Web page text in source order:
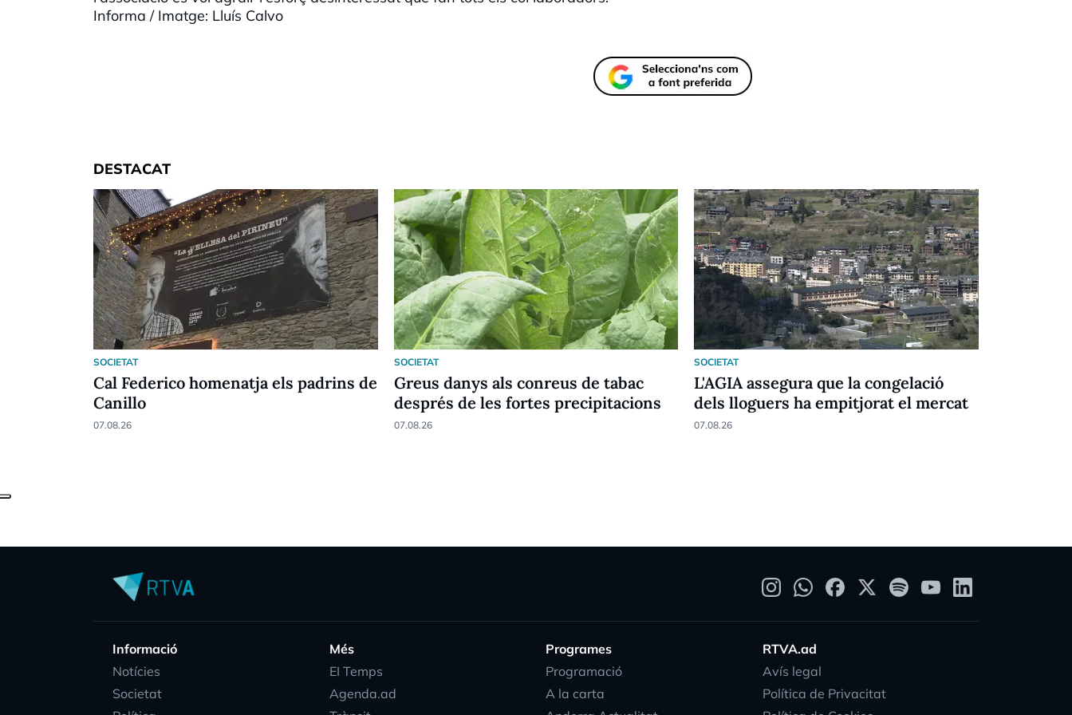
Informa / Imatge: Lluís Calvo
DESTACAT
SOCIETAT
Cal Federico homenatja els padrins de
Canillo
07.08.26
SOCIETAT
Greus danys als conreus de tabac
després de les fortes precipitacions
07.08.26
SOCIETAT
L'AGIA assegura que la congelació
dels lloguers ha empitjorat el mercat
07.08.26
Informació
Notícies
Societat
Més
EI Temps
Agenda.ad
Programes
Programació
A la carta
RTVA.ad
Avís legal
Política de Privacitat